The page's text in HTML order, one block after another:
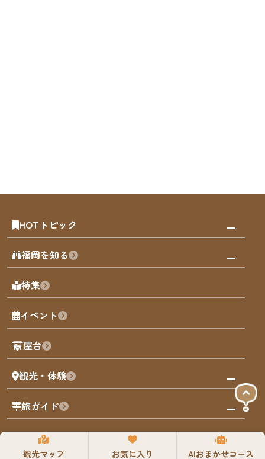
観光マップ お気に入り AIおまかせコース
HOTトピック
みんなの旅行記
天神エリア
博多旧市街
福岡城
歴史・文化
福岡を知る
福岡の見どころ
福岡の魅力
観光カレンダー
観光PR動画
まち歩き
福岡グルメ
福岡を楽しむ
福岡のアート
特集
イベント
屋台
観光・体験
観る・遊ぶ
屋台
旅ガイド
モデルコース
AIおまかせコース
旅の予約